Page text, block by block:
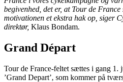
begivenhed, det er, at Tour de
motivationen et ekstra hak op, siger
direktør, Klaus Bondam.
Grand Départ
Tour de France-feltet sættes i gang
’Grand Depart’, som kommer på